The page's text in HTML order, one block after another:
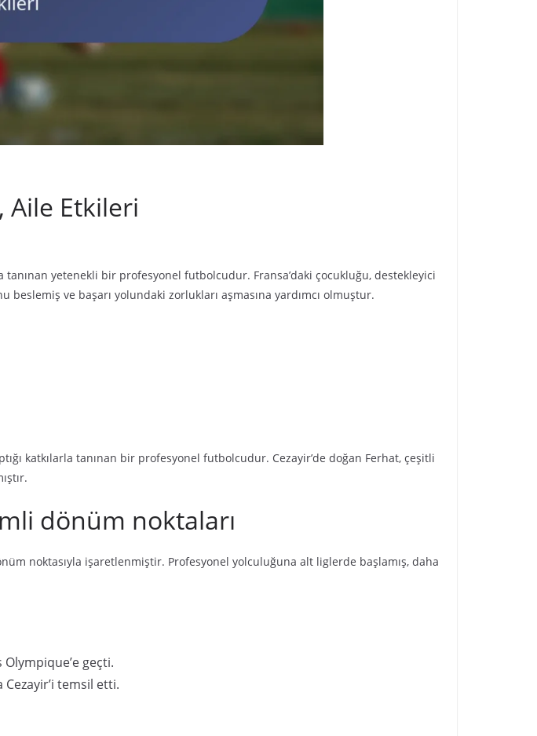
Aile Etkileri
yetenekli bir profesyonel futbolcudur. Fransa’daki çocukluğu, destekleyici
ve başarı yolundaki zorlukları aşmasına yardımcı olmuştur.
katkılarla tanınan bir profesyonel futbolcudur. Cezayir’de doğan Ferhat, çeşitli
dönüm noktaları
noktasıyla işaretlenmiştir. Profesyonel yolculuğuna alt liglerde başlamış, daha
geçti.
temsil etti.